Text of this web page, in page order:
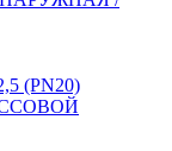
(PN20)